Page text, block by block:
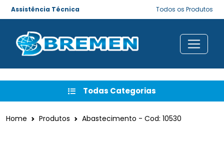
Assistência Técnica Todos os Produtos
Todas Categorias
Home Produtos Abastecimento - Cod: 10530